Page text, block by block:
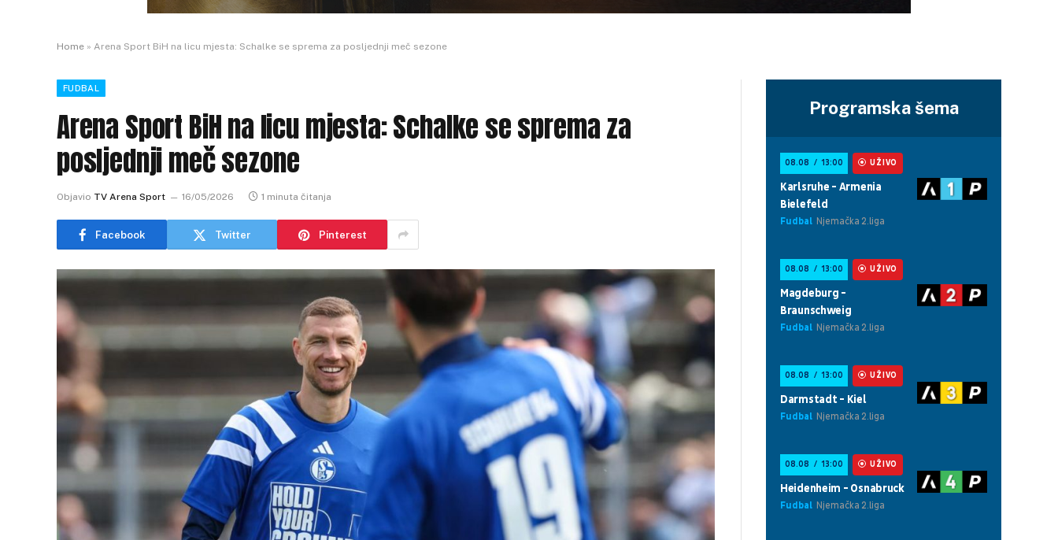
Home » Arena Sport BiH na licu mjesta: Schalke se sprema za posljednji meč sezone
FUDBAL
Arena Sport BiH na licu mjesta: Schalke se sprema za
posljednji meč sezone
Objavio TV Arena Sport 16/05/2026 1 minuta čitanja
Facebook Twitter Pinterest
Programska šema